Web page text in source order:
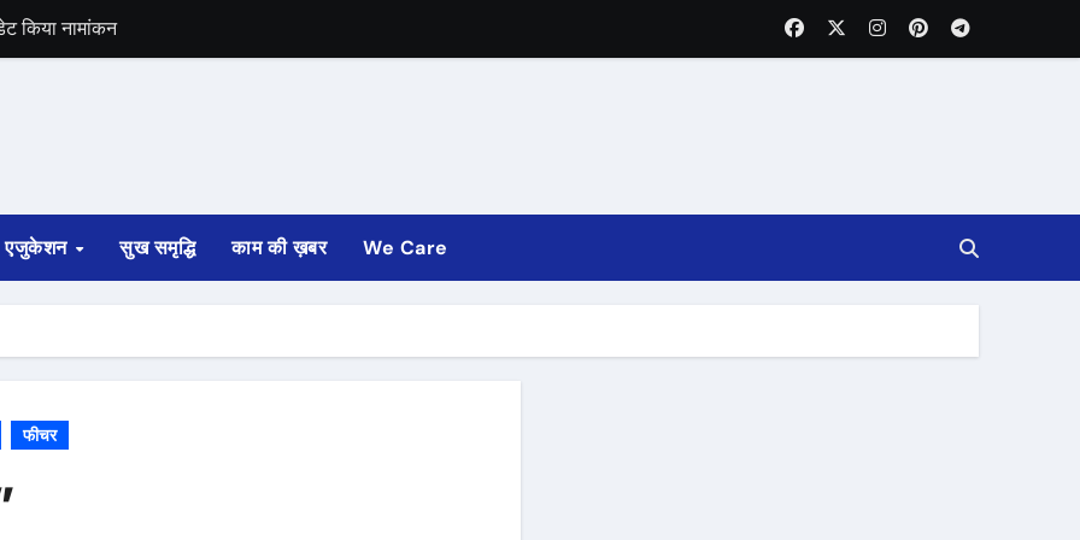
की लूट
की सुरक्षा मिली
एजुकेशन सुख समृद्धि काम की ख़बर We Care
फीचर